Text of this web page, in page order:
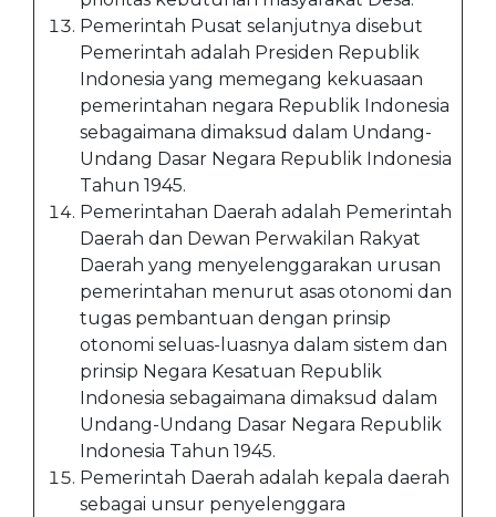
Pemerintah Pusat selanjutnya disebut
Pemerintah adalah Presiden Republik
Indonesia yang memegang kekuasaan
pemerintahan negara Republik Indonesia
sebagaimana dimaksud dalam Undang-
Undang Dasar Negara Republik Indonesia
Tahun 1945.
Pemerintahan Daerah adalah Pemerintah
Daerah dan Dewan Perwakilan Rakyat
Daerah yang menyelenggarakan urusan
pemerintahan menurut asas otonomi dan
tugas pembantuan dengan prinsip
otonomi seluas-luasnya dalam sistem dan
prinsip Negara Kesatuan Republik
Indonesia sebagaimana dimaksud dalam
Undang-Undang Dasar Negara Republik
Indonesia Tahun 1945.
Pemerintah Daerah adalah kepala daerah
sebagai unsur penyelenggara